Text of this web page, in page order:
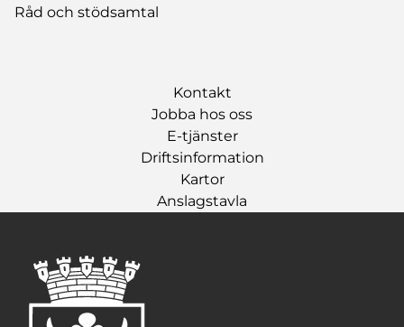
Råd och stödsamtal
Kontakt
Jobba hos oss
E-tjänster
Driftsinformation
Kartor
Anslagstavla